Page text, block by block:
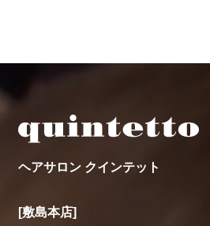
ヘアサロン クインテット
[敷島本店]